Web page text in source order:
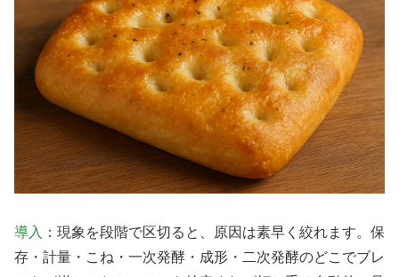
導入 ：現象を段階で区切ると、原因は素早く絞れます。保
存・計量・こね・一次発酵・成形・二次発酵のどこでブレ